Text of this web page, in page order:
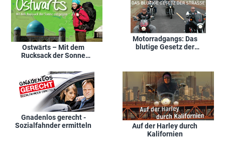
Ostwärts – Mit dem
Rucksack der Sonne
Motorradgangs: Das
blutige Gesetz der
Gnadenlos gerecht -
Sozialfahnder ermitteln
Auf der Harley durch
Kalifornien